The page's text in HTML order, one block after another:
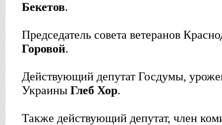
Бекетов.
Председатель совета ветеранов
Горовой.
Действующий депутат Госдумы,
Украины Глеб Хор.
Также действующий депутат, член